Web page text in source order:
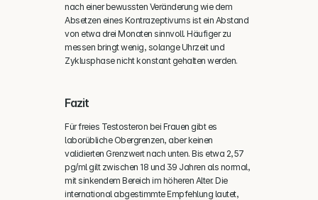
nach einer bewussten Veränderung wie dem
Absetzen eines Kontrazeptivums ist ein Abstand
von etwa drei Monaten sinnvoll. Häufiger zu
messen bringt wenig, solange Uhrzeit und
Zyklusphase nicht konstant gehalten werden.
Fazit
Für freies Testosteron bei Frauen gibt es
laborübliche Obergrenzen, aber keinen
validierten Grenzwert nach unten. Bis etwa 2,57
pg/ml gilt zwischen 18 und 39 Jahren als normal,
mit sinkendem Bereich im höheren Alter. Die
international abgestimmte Empfehlung lautet,